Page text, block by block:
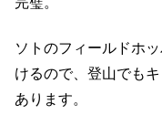
ソトのフィールドホ
けるので、登山でも
あります。